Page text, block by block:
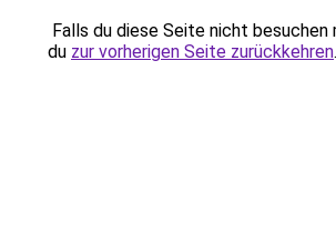
Falls du diese Seite nicht
du zur vorherigen Seite zurückkehren.